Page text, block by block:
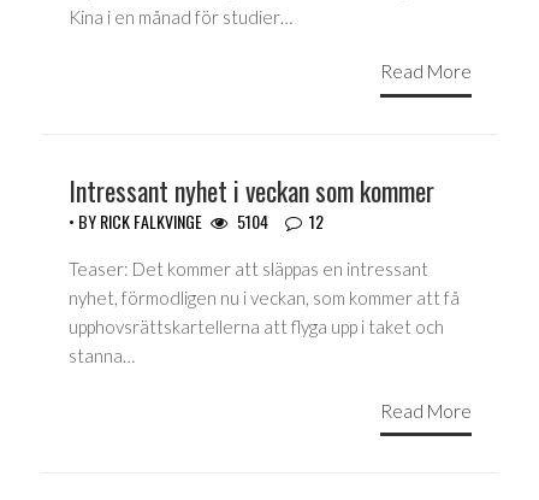
Kina i en månad för studier…
Read More
Intressant nyhet i veckan som kommer
• BYRICK FALKVINGE 5104 12
Teaser: Det kommer att släppas en intressant
nyhet, förmodligen nu i veckan, som kommer att få
upphovsrättskartellerna att flyga upp i taket och
stanna…
Read More